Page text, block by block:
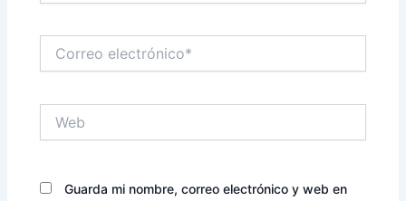
electrónico*
Guarda mi nombre, correo electrónico y web en